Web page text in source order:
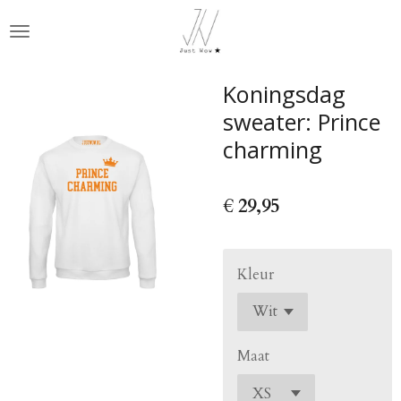
direct
Koningsdag
sweater: Prince
charming
€ 29,95
Kleur
Maat